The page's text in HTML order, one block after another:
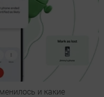
и какие